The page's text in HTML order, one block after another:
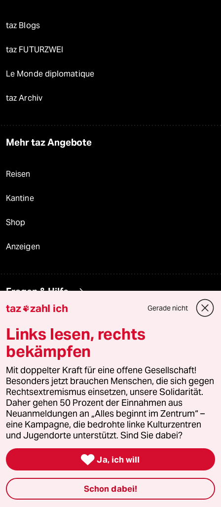
taz Blogs
taz FUTURZWEI
Le Monde diplomatique
taz Archiv
Mehr taz Angebote
Reisen
Kantine
Shop
Anzeigen
Fragen & Hilfe
Aboservice
ePaper Login
Downloads für Abonnierende
© 2026 taz Verlags und Vertriebs GmbH
Alle Rechte vorbehalten. Bei rechtlichen Fragen oder für Genehmigungen
wenden Sie sich bitte an
lizenzen@taz.de
Feedback Redaktionsstatut Kommune-Richtlinien
taz zahl ich Gerade nicht
Links lesen, rechts
bekämpfen
Mit doppelter Kraft für eine offene Gesellschaft!
Besonders jetzt brauchen Menschen, die sich gegen
Rechtsextremismus einsetzen, unsere Solidarität.
Daher gehen 50 Prozent der Einnahmen aus
Neuanmeldungen an „Alles beginnt im Zentrum“ –
eine Kampagne, die bedrohte linke Kulturzentren
und Jugendorte unterstützt. Sind Sie dabei?
 Ja, ich will
Schon dabei!